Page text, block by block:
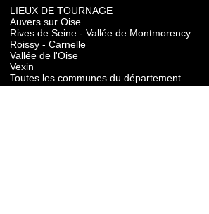
LIEUX DE TOURNAGE
Auvers sur Oise
Rives de Seine - Vallée de Montmorency
Roissy - Carnelle
Vallée de l'Oise
Vexin
Toutes les communes du département